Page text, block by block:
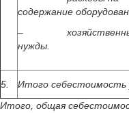
содержание
–
нужды.
5. Итого себестоимость
Итого, общая